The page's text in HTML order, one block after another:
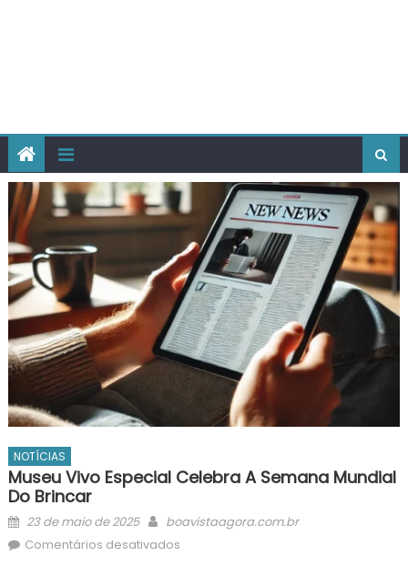
NOTÍCIAS
Museu Vivo Especial Celebra A Semana Mundial
Do Brincar
Posted
on
23 de maio de 2025 Author
boavistaagora.com.br
Comentários desativadosem